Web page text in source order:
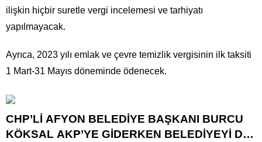
ilişkin hiçbir suretle vergi incelemesi ve tarhiyatı
yapılmayacak.
Ayrıca, 2023 yılı emlak ve çevre temizlik vergisinin ilk taksiti
1 Mart-31 Mayıs döneminde ödenecek.
CHP’Lİ AFYON BELEDİYE BAŞKANI BURCU
KÖKSAL AKP’YE GİDERKEN BELEDİYEYİ DE